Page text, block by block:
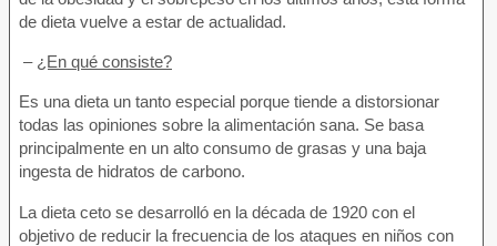
de dieta vuelve a estar de actualidad.
– ¿En qué consiste?
Es una dieta un tanto especial porque tiende a distorsionar
todas las opiniones sobre la alimentación sana. Se basa
principalmente en un alto consumo de grasas y una baja
ingesta de hidratos de carbono.
La dieta ceto se desarrolló en la década de 1920 con el
objetivo de reducir la frecuencia de los ataques en niños con